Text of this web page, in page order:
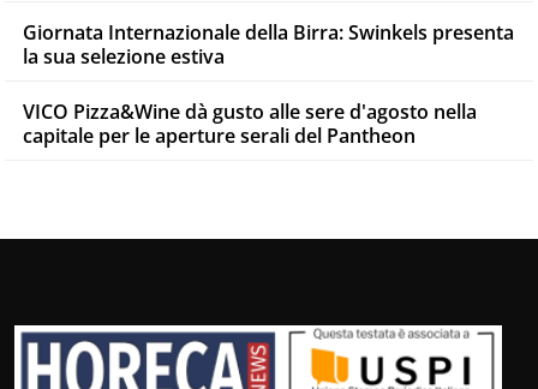
Giornata Internazionale della Birra: Swinkels presenta
la sua selezione estiva
VICO Pizza&Wine dà gusto alle sere d'agosto nella
capitale per le aperture serali del Pantheon